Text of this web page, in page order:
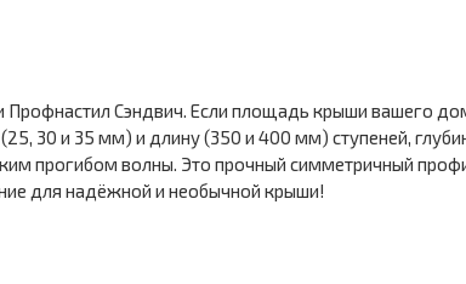
Сэндвич. Если площадь крыши вашего
30 и 35 мм) и длину (350 и 400 мм) ступеней,
прогибом волны. Это прочный симметричный
для надёжной и необычной крыши!